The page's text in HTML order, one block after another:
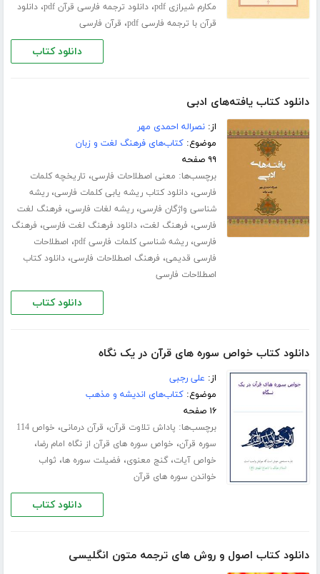
مکارم شیرازی pdf
،دانلود ترجمه فارسی قرآن pdf ،دانلود
قرآن با ترجمه فارسی pdf
، قرآن فارسی
دانلود کتاب
دانلود کتاب یافته‌های ادبی
از:نصراله احمدی مهر
موضوع:کتاب‌های فرهنگ لغت و زبان
۹۹ صفحه
برچسب‌ها: معنی اصطلاحات فارسی، تاریخچه کلمات
فارسی،دانلود کتاب ریشه یابی کلمات فارسی،ریشه
شناسی واژگان فارسی،ریشه لغات فارسی، فرهنگ لغت
فارسی، فرهنگ لغت،دانلود فرهنگ لغت فارسی، فرهنگ
فارسی،ریشه شناسی کلمات فارسی pdf ، اصطلاحات
فارسی قدیمی، فرهنگ اصطلاحات فارسی،دانلود کتاب
اصطلاحات فارسی
دانلود کتاب
دانلود کتاب خواص سوره های قرآن در یک نگاه
از: علی رجبی
موضوع:کتاب‌های اندیشه و مذهب
۱۶ صفحه
برچسب‌ها: پاداش تلاوت قرآن، قرآن درمانی،
خواص 114
سوره قرآن، خواص سوره های قرآن از نگاه امام رضا،
خواص آیات،گنج معنوی، فضیلت سوره ها، ثواب
خواندن سوره های قرآن
دانلود کتاب
دانلود کتاب اصول و روش های ترجمه متون انگلیسی